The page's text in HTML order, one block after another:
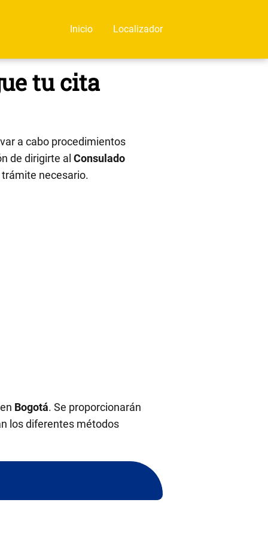
Inicio Localizador
tu cita
a cabo procedimientos
de dirigirte al Consulado
necesario.
en Bogotá. Se proporcionarán
los diferentes métodos